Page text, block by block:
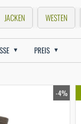
JACKEN WESTEN
PREIS
-4%